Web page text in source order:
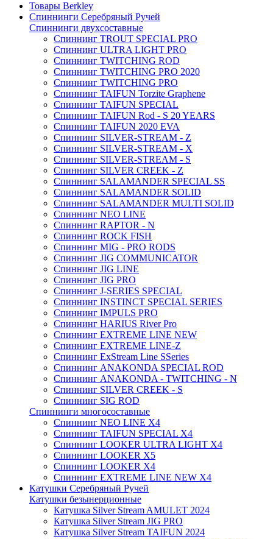
Товары Berkley
Спиннинги Серебряный Ручей
Спиннинги двухсоставные
Спиннинг TROUT SPECIAL PRO
Спиннинг ULTRA LIGHT PRO
Спиннинг TWITCHING ROD
Спиннинг TWITCHING PRO 2020
Спиннинг TWITCHING PRO
Спиннинг TAIFUN Torzite Graphene
Спиннинг TAIFUN SPECIAL
Спиннинг TAIFUN Rod - S 20 YEARS
Спиннинг TAIFUN 2020 EVA
Спиннинг SILVER-STREAM - Z
Спиннинг SILVER-STREAM - X
Спиннинг SILVER-STREAM - S
Спиннинг SILVER CREEK - Z
Спиннинг SALAMANDER SPECIAL SS
Спиннинг SALAMANDER SOLID
Спиннинг SALAMANDER MULTI SOLID
Спиннинг NEO LINE
Спиннинг RAPTOR - N
Спиннинг ROCK FISH
Спиннинг MIG - PRO RODS
Спиннинг JIG COMMUNICATOR
Спиннинг JIG LINE
Спиннинг JIG PRO
Спиннинг J-SERIES SPECIAL
Спиннинг INSTINCT SPECIAL SERIES
Спиннинг IMPULS PRO
Спиннинг HARIUS River Pro
Спиннинг EXTREME LINE NEW
Спиннинг EXTREME LINE-Z
Спиннинг ExStream Line SSeries
Спиннинг ANAKONDA SPECIAL ROD
Спиннинг ANAKONDA - TWITCHING - N
Спиннинг SILVER CREEK - S
Спиннинг SIG ROD
Спиннинги многосоставные
Спиннинг NEO LINE X4
Спиннинг TAIFUN SPECIAL X4
Спиннинг LOOKER ULTRA LIGHT X4
Спиннинг LOOKER X5
Спиннинг LOOKER X4
Спиннинг EXTREME LINE NEW X4
Катушки Серебряный Ручей
Катушки безынерционные
Катушка Silver Stream AMULET 2024
Катушка Silver Stream JIG PRO
Катушка Silver Stream TAIFUN 2024